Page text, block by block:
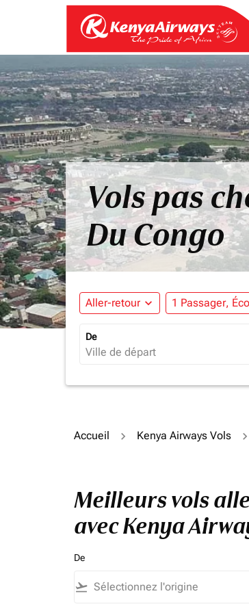
Vols pas
Du Congo
Aller-retour expand_more 1 Passager,
De
Accueil Kenya Airways Vols
Meilleurs vols
avec Kenya
De
flight_takeoff